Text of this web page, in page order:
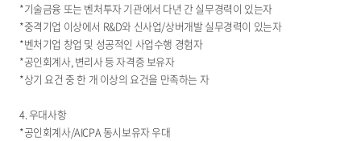
*기술금융 또는 벤처투자 기관에서 다년 간 실무경력이 있는자
*중격기업 이상에서 R&D와 신사업/상버개발 실무경력이 있는자
*벤처기업 창업 및 성공적인 사업수행 경험자
*공인회계사, 변리사 등 자격증 보유자
*상기 요건 중 한 개 이상의 요건을 만족하는 자
4. 우대사항
*공인회계사/AICPA 동시보유자 우대